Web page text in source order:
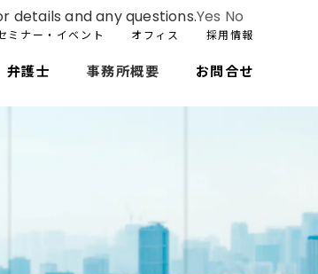
ミナー・イベント オフィス 採用情報
弁護士 事務所概要 お問合せ
details and any questions.Yes No